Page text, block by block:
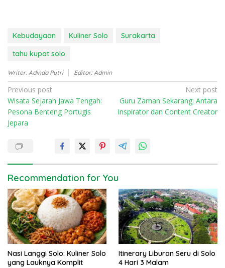
Kebudayaan Kuliner Solo
Surakarta
tahu kupat solo
Writer: Adinda Putri Editor: Admin
P
o
s
a
v
i
g
a
t
i
o
Previous post
Wisata Sejarah Jawa Tengah:
Pesona Benteng Portugis
Jepara
Next post
Guru Zaman Sekarang: Antara
Inspirator dan Content Creator
Recommendation for You
Nasi Langgi Solo: Kuliner Solo
yang Lauknya Komplit
Itinerary Liburan Seru di Solo
4 Hari 3 Malam